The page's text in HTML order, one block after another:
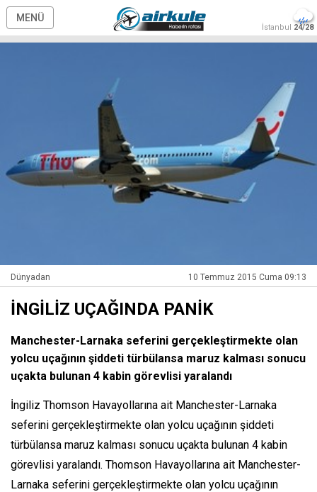
MENÜ
İstanbul 24/28
Dünyadan 10 Temmuz 2015 Cuma 09:13
İNGİLİZ UÇAĞINDA PANİK
Manchester-Larnaka seferini gerçekleştirmekte olan
yolcu uçağının şiddeti türbülansa maruz kalması sonucu
uçakta bulunan 4 kabin görevlisi yaralandı
İngiliz Thomson Havayollarına ait Manchester-Larnaka
seferini gerçekleştirmekte olan yolcu uçağının şiddeti
türbülansa maruz kalması sonucu uçakta bulunan 4 kabin
görevlisi yaralandı. Thomson Havayollarına ait Manchester-
Larnaka seferini gerçekleştirmekte olan yolcu uçağının